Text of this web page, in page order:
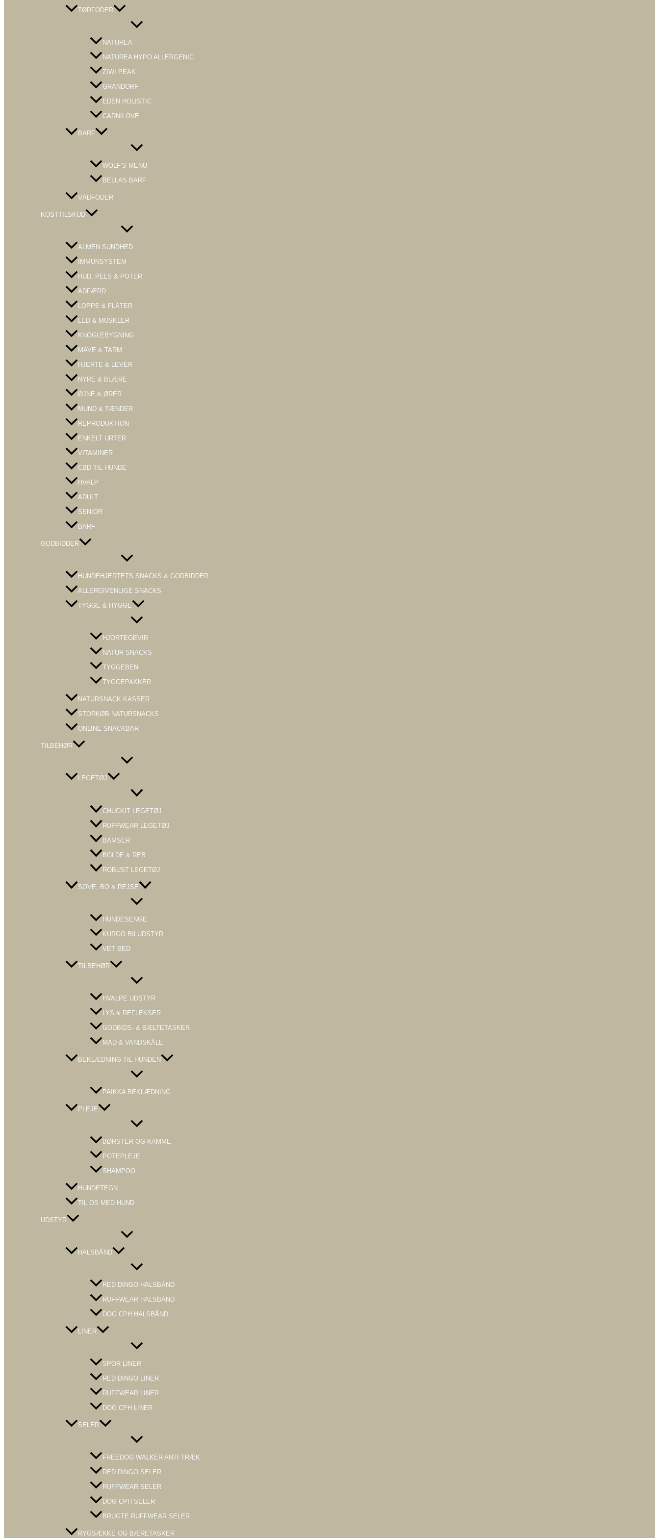
TØRFODER
Menu
NATUREA
NATUREA HYPO ALLERGENIC
ZIWI PEAK
GRANDORF
EDEN HOLISTIC
CARNILOVE
BARF
Menu
WOLF’S MENU
BELLAS BARF
VÅDFODER
KOSTTILSKUD
Menu
ALMEN SUNDHED
IMMUNSYSTEM
HUD, PELS & POTER
ADFÆRD
LOPPE & FLÅTER
LED & MUSKLER
KNOGLEBYGNING
MAVE & TARM
HJERTE & LEVER
NYRE & BLÆRE
ØJNE & ØRER
MUND & TÆNDER
REPRODUKTION
ENKELT URTER
VITAMINER
CBD TIL HUNDE
HVALP
ADULT
SENIOR
BARF
GODBIDDER
Menu
HUNDEHJERTETS SNACKS & GODBIDDER
ALLERGIVENLIGE SNACKS
TYGGE & HYGGE
Menu
HJORTEGEVIR
NATUR SNACKS
TYGGEBEN
TYGGEPAKKER
NATURSNACK KASSER
STORKØB NATURSNACKS
ONLINE SNACKBAR
TILBEHØR
Menu
LEGETØJ
Menu
CHUCKIT LEGETØJ
RUFFWEAR LEGETØJ
BAMSER
BOLDE & REB
ROBUST LEGETØJ
SOVE, BO & REJSE
Menu
HUNDESENGE
KURGO BILUDSTYR
VET BED
TILBEHØR
Menu
HVALPE UDSTYR
LYS & REFLEKSER
GODBIDS- & BÆLTETASKER
MAD & VANDSKÅLE
BEKLÆDNING TIL HUNDEN
Menu
PAIKKA BEKLÆDNING
PLEJE
Menu
BØRSTER OG KAMME
POTEPLEJE
SHAMPOO
HUNDETEGN
TIL OS MED HUND
UDSTYR
Menu
HALSBÅND
Menu
RED DINGO HALSBÅND
RUFFWEAR HALSBÅND
DOG CPH HALSBÅND
LINER
Menu
SPOR LINER
RED DINGO LINER
RUFFWEAR LINER
DOG CPH LINER
SELER
Menu
FREEDOG WALKER ANTI TRÆK
RED DINGO SELER
RUFFWEAR SELER
DOG CPH SELER
BRUGTE RUFFWEAR SELER
RYGSÆKKE OG BÆRETASKER